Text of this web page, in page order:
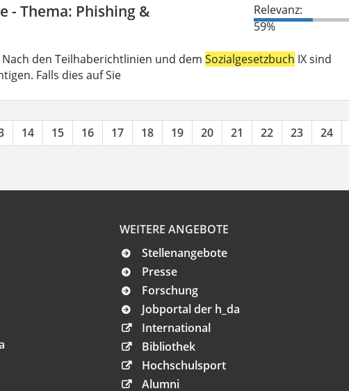
- Thema: Phishing &
Relevanz:
59%
den Teilhaberichtlinien und dem Sozialgesetzbuch IX sind
Falls dies auf Sie
14 15 16 17 18 19 20 21 22 23 24
WEITERE ANGEBOTE
Stellenangebote
Presse
Forschung
Jobportal der h_da
International
Bibliothek
Hochschulsport
Alumni